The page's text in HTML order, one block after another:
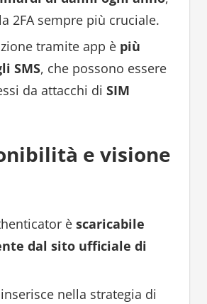
2FA sempre più cruciale.
tramite app è più
SMS, che possono essere
da attacchi di SIM
e visione
è scaricabile
dal sito ufficiale di
nella strategia di